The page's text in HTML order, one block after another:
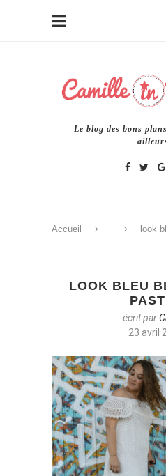
Le blog des bons
Accueil look
LOOK BLEU
écrit par
23 avril